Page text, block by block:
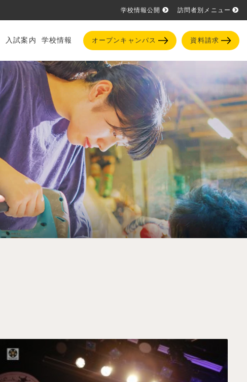
学校情報公開 訪問者別メニュー
入試案内 学校情報 オープンキャンパス 資料請求